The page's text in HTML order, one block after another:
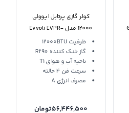
کولر گازی پرتابل ایوولی
12000 مدل Evvoli EVPR-
12K-POظرفیت 12000BTU
گاز خنک کننده R290
ناحیه آب و هوای T1
سرعت فن 4 حالته
مصرف انرژی A
56,446,500تومان